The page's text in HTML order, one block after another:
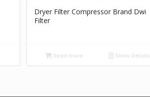
Dryer Filter Compressor Brand Dwi
Filter
Read more Show Details